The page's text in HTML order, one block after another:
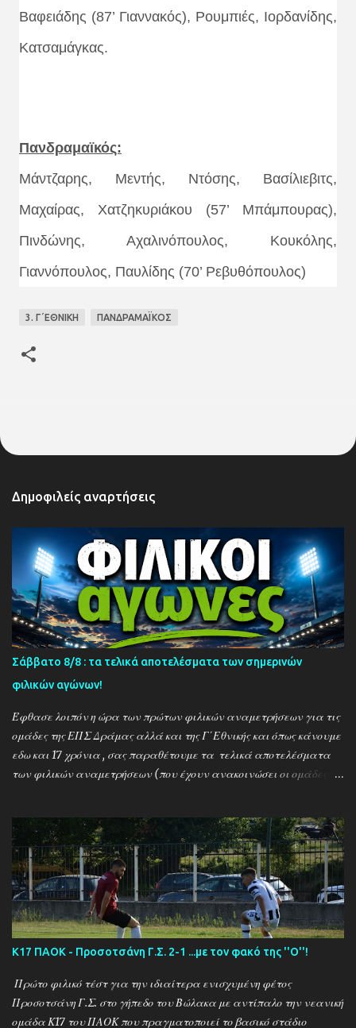
Βαφειάδης (87’ Γιαννακός), Ρουμπιές, Ιορδανίδης,
Κατσαμάγκας.
Πανδραμαϊκός:
Μάντζαρης, Μεντής, Ντόσης, Βασίλιεβιτς,
Μαχαίρας, Χατζηκυριάκου (57’ Μπάμπουρας),
Πινδώνης, Αχαλινόπουλος, Κουκόλης,
Γιαννόπουλος, Παυλίδης (70’ Ρεβυθόπουλος)
3. Γ΄ΕΘΝΙΚΗ ΠΑΝΔΡΑΜΑΪΚΟΣ
Δημοφιλείς αναρτήσεις
Σάββατο 8/8 : τα τελικά αποτελέσματα των σημερινών
φιλικών αγώνων!
Έφθασε λοιπόν η ώρα των πρώτων φιλικών αναμετρήσεων για τις
ομάδες της ΕΠΣ Δράμας αλλά και της Γ΄Εθνικής και όπως κάνουμε
εδω και 17 χρόνια , σας παραθέτουμε τα τελικά αποτελέσματα
των φιλικών αναμετρήσεων (που έχουν ανακοινώσει οι ομάδες) ....
Ξηροποτάμος - Νευροκοπι 2-2 Α.Ο. Καβάλα - Αγ. Αθανάσιος 5-1
Μαυρόβατος - Αμπελοκηποι 0-2 Κ17 ΠΑΟΚ - Προσοτσάνη 2-1
(7/8) ------------------------------------------------------
--------- Ν. Αμισος - Νεοχώρι Σερρών 3-0
Κ17 ΠΑΟΚ - Προσοτσάνη Γ.Σ. 2-1 ...με τον φακό της ''Ο''!
Πρώτο φιλικό τέστ για την ιδιαίτερα ενισχυμένη φέτος
Προσοτσάνη Γ.Σ. στο γήπεδο του Βώλακα με αντίπαλο την νεανική
ομάδα Κ17 του ΠΑΟΚ που πραγματοποιεί το βασικό στάδιο